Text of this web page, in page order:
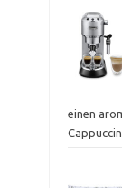
einen